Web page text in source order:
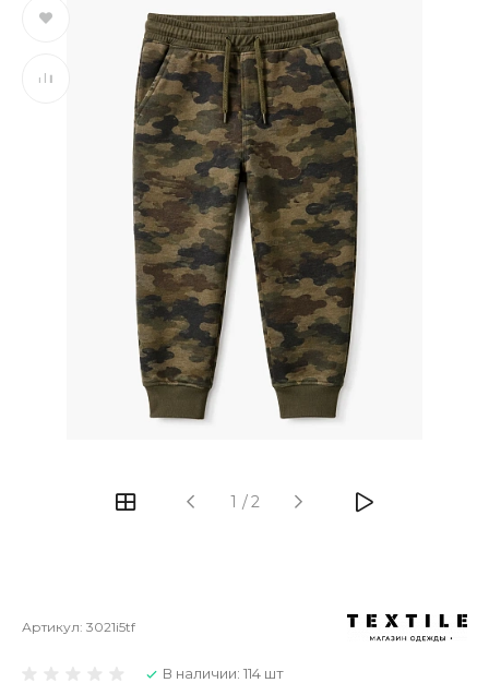
1 /2
Артикул: 3021i5tf
В наличии: 114 шт